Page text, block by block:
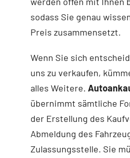
sodass Sie genau
Preis zusammensetzt.
Wenn Sie sich
uns zu verkaufen,
alles Weitere.
übernimmt sämtliche
der Erstellung des
Abmeldung des
Zulassungsstelle. Sie